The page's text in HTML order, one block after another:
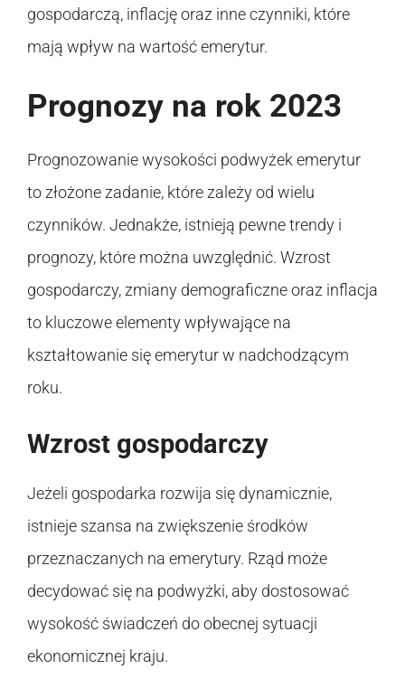
gospodarczą, inflację oraz inne czynniki, które
mają wpływ na wartość emerytur.
Prognozy na rok 2023
Prognozowanie wysokości podwyżek emerytur
to złożone zadanie, które zależy od wielu
czynników. Jednakże, istnieją pewne trendy i
prognozy, które można uwzględnić. Wzrost
gospodarczy, zmiany demograficzne oraz inflacja
to kluczowe elementy wpływające na
kształtowanie się emerytur w nadchodzącym
roku.
Wzrost gospodarczy
Jeżeli gospodarka rozwija się dynamicznie,
istnieje szansa na zwiększenie środków
przeznaczanych na emerytury. Rząd może
decydować się na podwyżki, aby dostosować
wysokość świadczeń do obecnej sytuacji
ekonomicznej kraju.